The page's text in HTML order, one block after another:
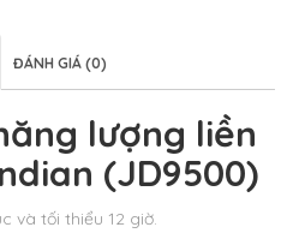
ĐÁNH GIÁ (0)
lượng liền
(JD9500)
và tối thiểu 12 giờ.